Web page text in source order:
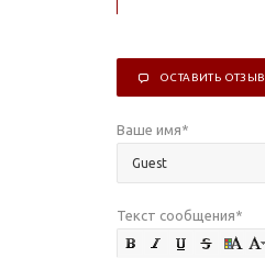
ОСТАВИТЬ ОТЗЫВ
Ваше имя*
Текст сообщения*